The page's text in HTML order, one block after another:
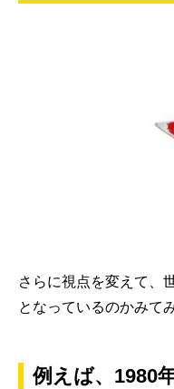
さらに視点を変えて、
となっているのかみて
例えば、1980